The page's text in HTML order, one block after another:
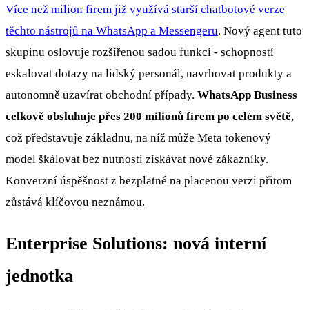
Více než milion firem již využívá starší chatbotové verze
těchto nástrojů na WhatsApp a Messengeru. Nový agent tuto
skupinu oslovuje rozšířenou sadou funkcí - schopností
eskalovat dotazy na lidský personál, navrhovat produkty a
autonomně uzavírat obchodní případy. WhatsApp Business
celkově obsluhuje přes 200 milionů firem po celém světě,
což představuje základnu, na níž může Meta tokenový
model škálovat bez nutnosti získávat nové zákazníky.
Konverzní úspěšnost z bezplatné na placenou verzi přitom
zůstává klíčovou neznámou.
Enterprise Solutions: nová interní
jednotka